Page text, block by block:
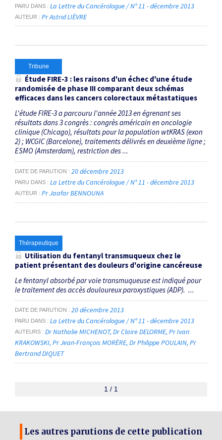
PARU DANS La Lettre du Cancérologue / N° 11 - décembre 2013
AUTEUR Pr Astrid LIÈVRE
Tribune
Étude FIRE-3 : les raisons d'un échec d'une étude
randomisée de phase III comparant deux schémas
efficaces dans les cancers colorectaux métastatiques
L'étude FIRE-3 a parcouru l'année 2013 en égrenant ses
résultats dans 3 congrès : congrès américain en oncologie
clinique (Chicago), résultats pour la population wtKRAS (exon
2) ; WCGIC (Barcelone), traitements délivrés en deuxième ligne ;
ESMO (Amsterdam), restriction des ...
DATE DE PARUTION 20 décembre 2013
PARU DANS La Lettre du Cancérologue / N° 11 - décembre 2013
AUTEUR Pr Jaafar BENNOUNA
Thérapeutique
Utilisation du fentanyl transmuqueux chez le
patient présentant des douleurs d'origine cancéreuse
Le fentanyl absorbé par voie transmuqueuse est indiqué pour
le traitement des accès douloureux paroxystiques (ADP). ...
DATE DE PARUTION 20 décembre 2013
PARU DANS La Lettre du Cancérologue / N° 11 - décembre 2013
AUTEURS Dr Nathalie MICHENOT Dr Claire DELORME Pr Ivan
KRAKOWSKI Pr Jean-François MORÈRE Dr Philippe POULAIN Pr
Bertrand DIQUET
1 / 1
Les autres parutions de cette publication